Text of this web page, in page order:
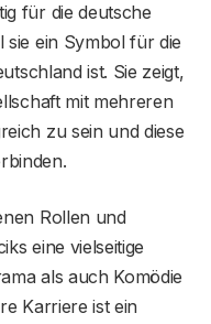
für die deutsche
sie ein Symbol für die
ist. Sie zeigt,
mit mehreren
zu sein und diese
Rollen und
eine vielseitige
als auch Komödie
Karriere ist ein